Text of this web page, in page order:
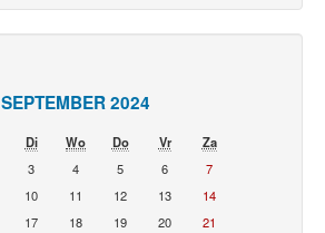
SEPTEMBER 2024
Di Wo Do Vr
Za
3 4 5 6
7
10 11 12 13
14
17 18 19 20
21